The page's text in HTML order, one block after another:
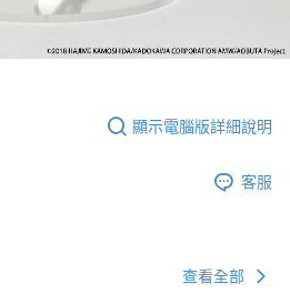
顯示電腦版詳細說明
客服
查看全部